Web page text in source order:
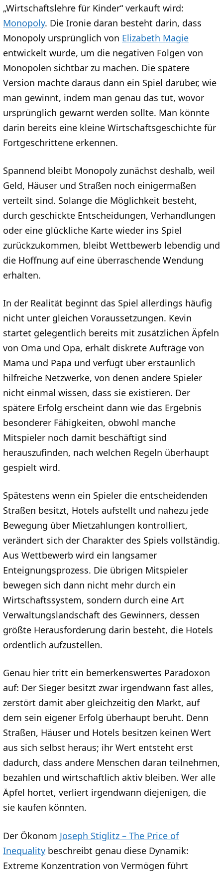
„Wirtschaftslehre für Kinder“ verkauft wird:
Monopoly. Die Ironie daran besteht darin, dass
Monopoly ursprünglich von Elizabeth Magie
entwickelt wurde, um die negativen Folgen von
Monopolen sichtbar zu machen. Die spätere
Version machte daraus dann ein Spiel darüber, wie
man gewinnt, indem man genau das tut, wovor
ursprünglich gewarnt werden sollte. Man könnte
darin bereits eine kleine Wirtschaftsgeschichte für
Fortgeschrittene erkennen.
Spannend bleibt Monopoly zunächst deshalb, weil
Geld, Häuser und Straßen noch einigermaßen
verteilt sind. Solange die Möglichkeit besteht,
durch geschickte Entscheidungen, Verhandlungen
oder eine glückliche Karte wieder ins Spiel
zurückzukommen, bleibt Wettbewerb lebendig und
die Hoffnung auf eine überraschende Wendung
erhalten.
In der Realität beginnt das Spiel allerdings häufig
nicht unter gleichen Voraussetzungen. Kevin
startet gelegentlich bereits mit zusätzlichen Äpfeln
von Oma und Opa, erhält diskrete Aufträge von
Mama und Papa und verfügt über erstaunlich
hilfreiche Netzwerke, von denen andere Spieler
nicht einmal wissen, dass sie existieren. Der
spätere Erfolg erscheint dann wie das Ergebnis
besonderer Fähigkeiten, obwohl manche
Mitspieler noch damit beschäftigt sind
herauszufinden, nach welchen Regeln überhaupt
gespielt wird.
Spätestens wenn ein Spieler die entscheidenden
Straßen besitzt, Hotels aufstellt und nahezu jede
Bewegung über Mietzahlungen kontrolliert,
verändert sich der Charakter des Spiels vollständig.
Aus Wettbewerb wird ein langsamer
Enteignungsprozess. Die übrigen Mitspieler
bewegen sich dann nicht mehr durch ein
Wirtschaftssystem, sondern durch eine Art
Verwaltungslandschaft des Gewinners, dessen
größte Herausforderung darin besteht, die Hotels
ordentlich aufzustellen.
Genau hier tritt ein bemerkenswertes Paradoxon
auf: Der Sieger besitzt zwar irgendwann fast alles,
zerstört damit aber gleichzeitig den Markt, auf
dem sein eigener Erfolg überhaupt beruht. Denn
Straßen, Häuser und Hotels besitzen keinen Wert
aus sich selbst heraus; ihr Wert entsteht erst
dadurch, dass andere Menschen daran teilnehmen,
bezahlen und wirtschaftlich aktiv bleiben. Wer alle
Äpfel hortet, verliert irgendwann diejenigen, die
sie kaufen könnten.
Der Ökonom Joseph Stiglitz – The Price of
Inequality beschreibt genau diese Dynamik:
Extreme Konzentration von Vermögen führt